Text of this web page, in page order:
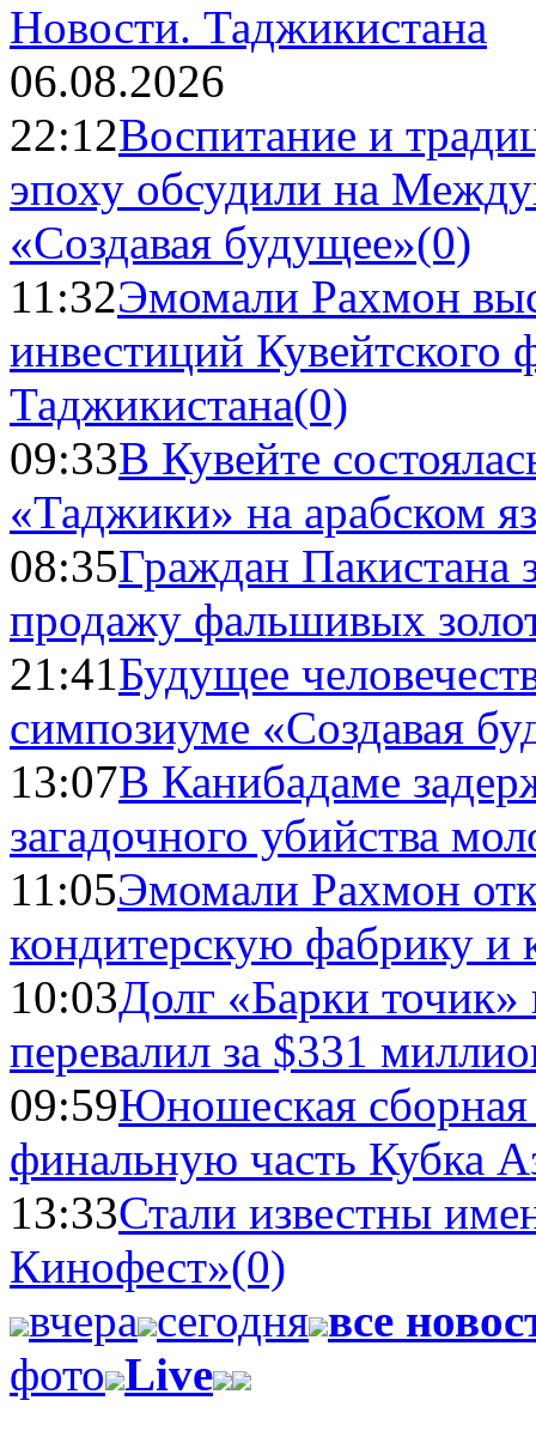
Новости. Таджикистана
06.08.2026
22:12Воспитание и
эпоху обсудили на
«Создавая будущее»(0)
11:32Эмомали Рахмон
инвестиций Кувейтского
Таджикистана(0)
09:33В Кувейте
«Таджики» на арабском
08:35Граждан Пакистана
продажу фальшивых
21:41Будущее
симпозиуме «Создавая
13:07В Канибадаме
загадочного убийства
11:05Эмомали Рахмон
кондитерскую фабрику и
10:03Долг «Барки
перевалил за $331
09:59Юношеская
финальную часть Кубка
13:33Стали известны
Кинофест»(0)
вчера сегодня все
фото Live